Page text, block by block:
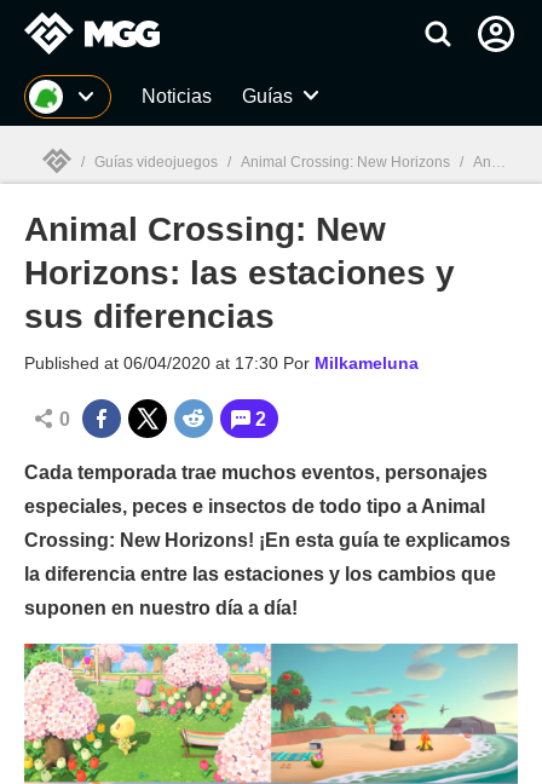
MGG Noticias Guías
MGG
/ Guías videojuegos / Animal Crossing: New Horizons / Animal Crossing: New Horizons: las estaciones y sus diferencias
Animal Crossing: New
Horizons: las estaciones y
sus diferencias
Published at 06/04/2020 at 17:30 Por Milkameluna
0 2
Cada temporada trae muchos eventos, personajes
especiales, peces e insectos de todo tipo a Animal
Crossing: New Horizons! ¡En esta guía te explicamos
la diferencia entre las estaciones y los cambios que
suponen en nuestro día a día!